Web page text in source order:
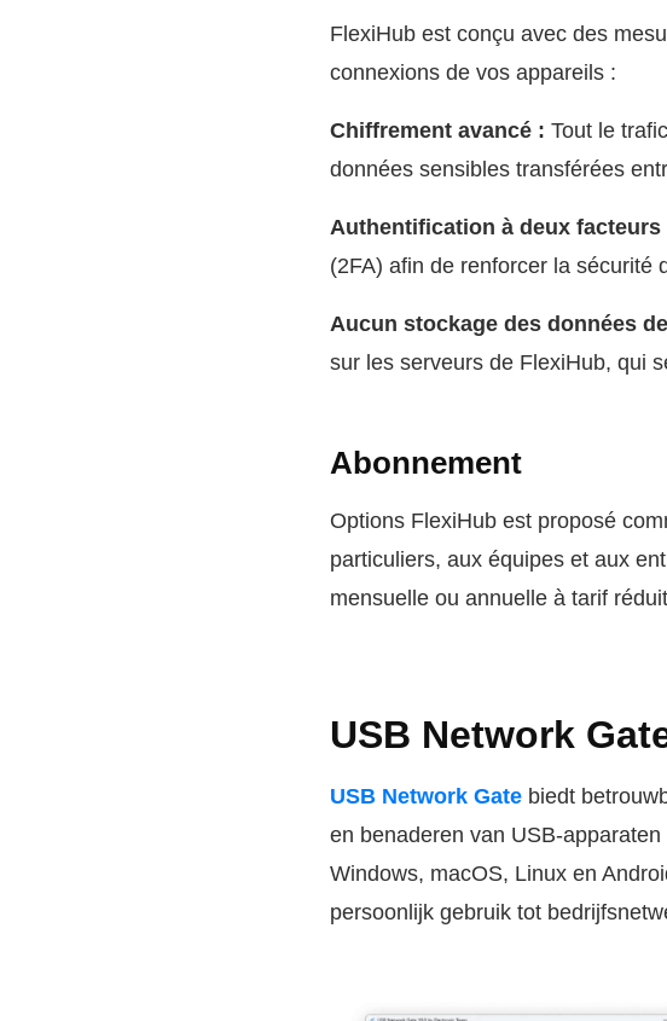
FlexiHub est conçu avec des
connexions de vos appareils :
Chiffrement avancé : Tout le
données sensibles transférées
Authentification à deux facteurs
(2FA) afin de renforcer la sécurité
Aucun stockage des données
sur les serveurs de FlexiHub, qui
Abonnement
Options FlexiHub est proposé
particuliers, aux équipes et aux
mensuelle ou annuelle à tarif
USB Network
USB Network Gate biedt
en benaderen van USB-
Windows, macOS, Linux en
persoonlijk gebruik tot